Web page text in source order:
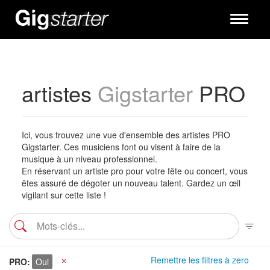
Toggle
artistes GigstarterPRO
Ici, vous trouvez une vue d'ensemble des artistes PRO
Gigstarter. Ces musiciens font ou visent à faire de la
musique à un niveau professionnel.
En réservant un artiste pro pour votre fête ou concert, vous
êtes assuré de dégoter un nouveau talent. Gardez un œil
vigilant sur cette liste !
Remettre les filtres à zero
PRO Oui